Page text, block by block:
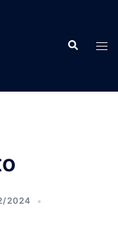
Buscar
2024